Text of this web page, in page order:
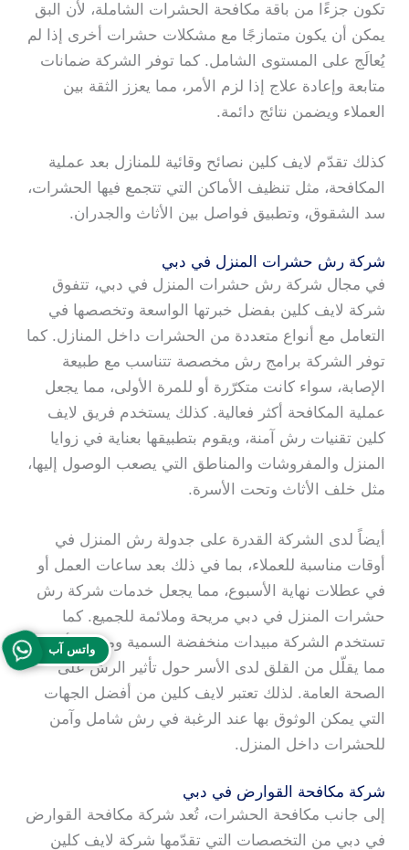
تكون جزءًا من باقة مكافحة الحشرات الشاملة، لأن البق
يمكن أن يكون متمازجًا مع مشكلات حشرات أخرى إذا لم
يُعالَج على المستوى الشامل. كما توفر الشركة ضمانات
متابعة وإعادة علاج إذا لزم الأمر، مما يعزز الثقة بين
العملاء ويضمن نتائج دائمة.
كذلك تقدّم لايف كلين نصائح وقائية للمنازل بعد عملية
المكافحة، مثل تنظيف الأماكن التي تتجمع فيها الحشرات،
سد الشقوق، وتطبيق فواصل بين الأثاث والجدران.
شركة رش حشرات المنزل في دبي
في مجال شركة رش حشرات المنزل في دبي، تتفوق
شركة لايف كلين بفضل خبرتها الواسعة وتخصصها في
التعامل مع أنواع متعددة من الحشرات داخل المنازل. كما
توفر الشركة برامج رش مخصصة تتناسب مع طبيعة
الإصابة، سواء كانت متكرّرة أو للمرة الأولى، مما يجعل
عملية المكافحة أكثر فعالية. كذلك يستخدم فريق لايف
كلين تقنيات رش آمنة، ويقوم بتطبيقها بعناية في زوايا
المنزل والمفروشات والمناطق التي يصعب الوصول إليها،
مثل خلف الأثاث وتحت الأسرة.
أيضاً لدى الشركة القدرة على جدولة رش المنزل في
أوقات مناسبة للعملاء، بما في ذلك بعد ساعات العمل أو
في عطلات نهاية الأسبوع، مما يجعل خدمات شركة رش
حشرات المنزل في دبي مريحة وملائمة للجميع. كما
تستخدم الشركة مبيدات منخفضة السمية ومثبتة الأمان،
مما يقلّل من القلق لدى الأسر حول تأثير الرش على
الصحة العامة. لذلك تعتبر لايف كلين من أفضل الجهات
التي يمكن الوثوق بها عند الرغبة في رش شامل وآمن
للحشرات داخل المنزل.
شركة مكافحة القوارض في دبي
إلى جانب مكافحة الحشرات، تُعد شركة مكافحة القوارض
في دبي من التخصصات التي تقدّمها شركة لايف كلين
واتس آب